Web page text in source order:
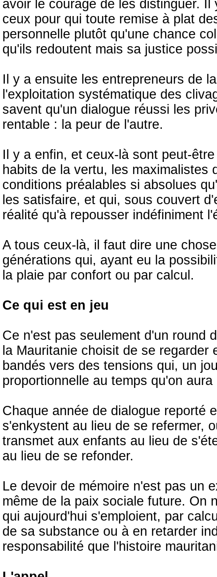
avoir le courage de les distinguer.
ceux pour qui toute remise à plat
personnelle plutôt qu'une chance
qu'ils redoutent mais sa justice
Il y a ensuite les entrepreneurs de
l'exploitation systématique des
savent qu'un dialogue réussi les
rentable : la peur de l'autre.
Il y a enfin, et ceux-là sont peut-
habits de la vertu, les maximalistes
conditions préalables si absolues
les satisfaire, et qui, sous couvert
réalité qu'à repousser indéfiniment
A tous ceux-là, il faut dire une
générations qui, ayant eu la
la plaie par confort ou par calcul.
Ce qui est en jeu
Ce n'est pas seulement d'un round
la Mauritanie choisit de se
bandés vers des tensions qui, un
proportionnelle au temps qu'on
Chaque année de dialogue reporté
s'enkystent au lieu de se refermer,
transmet aux enfants au lieu de
au lieu de se refonder.
Le devoir de mémoire n'est pas un
même de la paix sociale future. On
qui aujourd'hui s'emploient, par
de sa substance ou à en retarder
responsabilité que l'histoire